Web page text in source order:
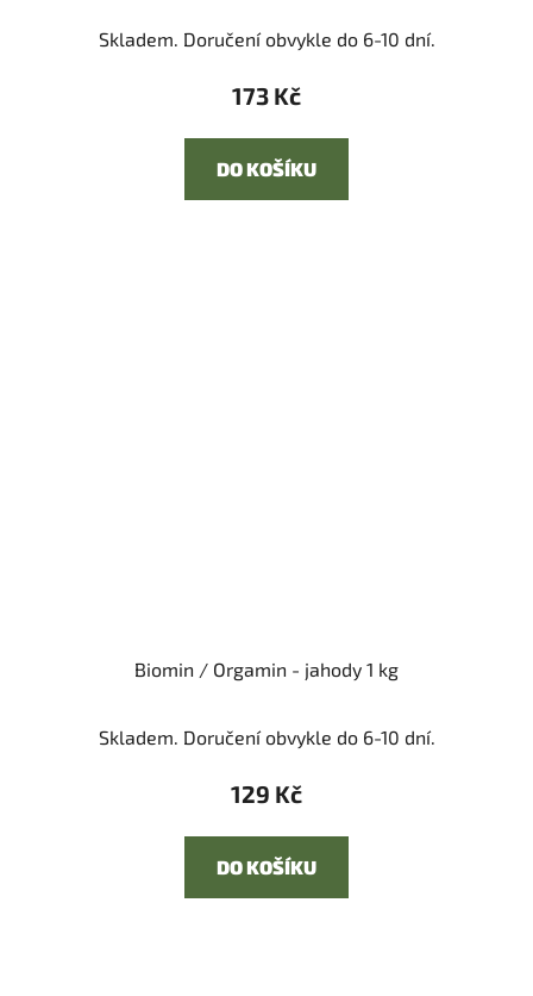
Skladem. Doručení obvykle do 6-10 dní.
173 Kč
DO KOŠÍKU
Biomin / Orgamin - jahody 1 kg
Skladem. Doručení obvykle do 6-10 dní.
129 Kč
DO KOŠÍKU